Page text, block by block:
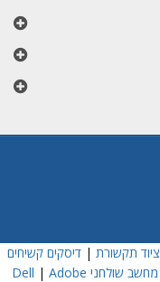
ציוד תקשורת |דיסקים קשיחים
מחשב שולחני Dell | Adobe